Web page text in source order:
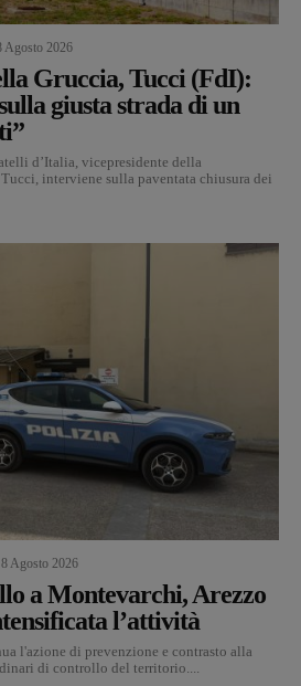
Agosto 2026
Gruccia, Tucci (FdI):
giusta strada di un
d’Italia, vicepresidente della
interviene sulla paventata chiusura dei
8 Agosto 2026
a Montevarchi, Arezzo
l’attività
l'azione di prevenzione e contrasto alla
di controllo del territorio....